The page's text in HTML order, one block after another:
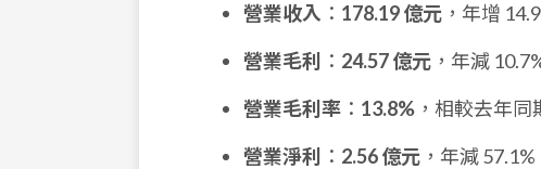
營業收入 ： 178.19 億元 ，年增
營業毛利
： 24.57 億元 ，年減
營業毛利率 ： 13.8% ，相較去年同
營業淨利
： 2.56 億元 ，年減 57.1%